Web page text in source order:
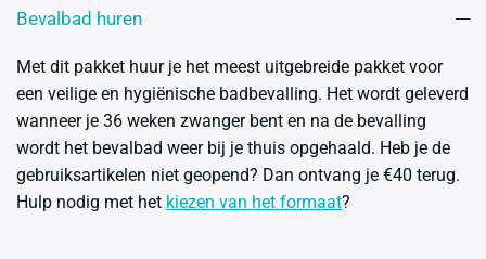
Bevalbad huren
Met dit pakket huur je het meest uitgebreide pakket voor
een veilige en hygiënische badbevalling. Het wordt geleverd
wanneer je 36 weken zwanger bent en na de bevalling
wordt het bevalbad weer bij je thuis opgehaald. Heb je de
gebruiksartikelen niet geopend? Dan ontvang je €40 terug.
Hulp nodig met het kiezen van het formaat?